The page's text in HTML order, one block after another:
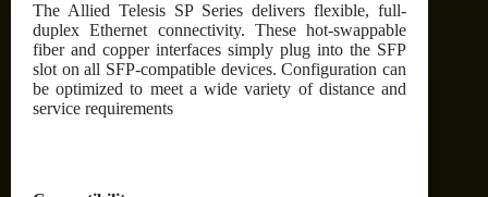
The Allied Telesis SP Series delivers flexible, full-
duplex Ethernet connectivity. These hot-swappable
fiber and copper interfaces simply plug into the SFP
slot on all SFP-compatible devices. Configuration can
be optimized to meet a wide variety of distance and
service requirements